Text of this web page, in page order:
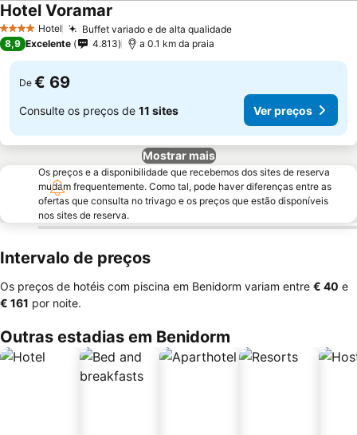
4 EstrelasHotel Buffet variado e de alta qualidadeVer preços
Hotel Voramar
8,9 Excelente 4.813 a 0.1 km da praia
De € 69
Consulte os preços de 11 sites Ver preços
Mostrar mais
Os preços e a disponibilidade que recebemos dos sites de reserva
mudam frequentemente. Como tal, pode haver diferenças entre as
ofertas que consulta no trivago e os preços que estão disponíveis
nos sites de reserva.
Intervalo de preços
Os preços de hotéis com piscina em Benidorm variam entre ‎€ 40 e
‎€ 161 por noite.
Outras estadias em Benidorm